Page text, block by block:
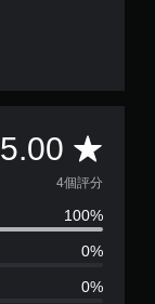
5.00 平
均
評
分
4個評分
100%
0%
0%